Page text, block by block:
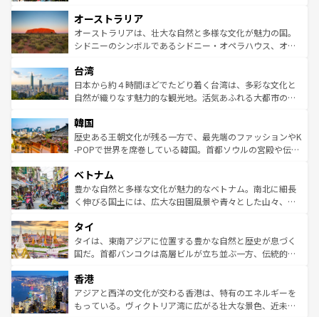
部のニューオーリンズでは、音楽と美食が融合した独特の
文化が魅力。旅行者はアメリカの各地域で異なる魅力を楽
しみながら、その多様性と豊かな歴史を感じることができ
ならではの贅沢な旅のスタイルだ。 なお、新着のアメリカ
情報はコンテンツ一覧を参照してほしい。
ワイ島は見逃せない。また、定番の観光地といえばオアフ
島だが、静かな自然を求めるならマウイ島やカウアイ島が
おすすめ。エメラルドグリーンに輝く海をはじめ、豊かな
れるおもてなしの心で訪れる人々を迎えてくれるハワイの
人々、おいしいローカルフードやハワイアンミュージッ
ク、伝統的なフラダンスなど、すべてがハワイの魅力を彩
ワイを、存分に味わってほしい。 なお、新着のハワイ情報
はコンテンツ一覧を参照してほしい。
オーストラリア
オーストラリアは、壮大な自然と多様な文化が魅力の国。
シドニーのシンボルであるシドニー・オペラハウス、オー
リアリーフや大陸中央部にそびえるウルル（エアーズロッ
ク）、タスマニアの美しい原生林やケアンズの熱帯雨林な
ど、見どころがたくさん。また、カフェやワイン、オージ
いる。アクティビティも充実しており、サーフィンやダイ
ビング、ハイキングなど、アウトドア好きにはたまらな
い。オーストラリアの多彩な魅力を存分に味わいつくそ
参照してほしい。
台湾
日本から約４時間ほどでたどり着く台湾は、多彩な文化と
自然が織りなす魅力的な観光地。活気あふれる大都市の台
ン）、静ひつな山岳地帯である台湾東部など、都市の喧騒
と山間の静けさが共存しており、訪れる人に新しい発見と
驚きをもたらしてくれる。また、奥深い台湾の食文化も魅
容にもいいと評判のスイーツなど、バラエティ豊かな料理
が味わえる。 なお、新着の台湾情報は コンテンツ一覧を参
照してほしい。
韓国
歴史ある王朝文化が残る一方で、最先端のファッションやK
-POPで世界を席巻している韓国。首都ソウルの宮殿や伝統
き、地方に足を延ばせば四季折々の自然美を楽しむことが
できる。そして、キムチや焼肉、絶品のストリートフード
まで、さまざまな韓国料理が待っている。夜には、韓国な
リティに包まれながら、韓国の多彩な魅力を心ゆくまで味
わってみてほしい。 なお、新着の韓国情報はコンテンツ一
覧を参照してほしい。
ベトナム
豊かな自然と多様な文化が魅力的なベトナム。南北に細長
く伸びる国土には、広大な田園風景や青々とした山々、世
急速な発展と共に伝統が息づく。ハノイの古い町並みやホ
ーチミン市のフランス統治時代の建物も、独特の雰囲気を
醸し出している。また、バラエティの豊かさとおいしさで
とつ。フォーやバインミー、ベトナムコーヒーなどは、ぜ
ひ現地で味わいたい。どの地域を訪れてもあたたかい人々
が旅行者を迎えてくれるので、きっと忘れられない旅にな
タイ
タイは、東南アジアに位置する豊かな自然と歴史が息づく
国だ。首都バンコクは高層ビルが立ち並ぶ一方、伝統的な
の活気が交差している。北部ではチェンマイなどの山岳地
帯で自然と触れ合い、南部ではプーケットやクラビの美し
いビーチでリゾート気分を楽しむことができる。タイ料理
香港
アジアと西洋の文化が交わる香港は、特有のエネルギーを
もっている。ヴィクトリア湾に広がる壮大な景色、近未来